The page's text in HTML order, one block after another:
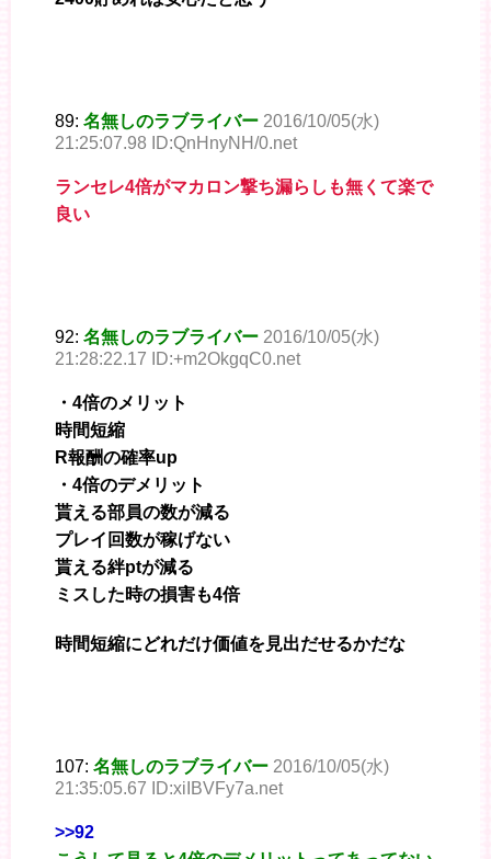
89: 名無しのラブライバー 2016/10/05(水)
21:25:07.98 ID:QnHnyNH/0.net
ランセレ4倍がマカロン撃ち漏らしも無くて楽で
良い
92: 名無しのラブライバー 2016/10/05(水)
21:28:22.17 ID:+m2OkgqC0.net
・4倍のメリット
時間短縮
R報酬の確率up
・4倍のデメリット
貰える部員の数が減る
プレイ回数が稼げない
貰える絆ptが減る
ミスした時の損害も4倍
時間短縮にどれだけ価値を見出だせるかだな
107: 名無しのラブライバー 2016/10/05(水)
21:35:05.67 ID:xiIBVFy7a.net
>>92